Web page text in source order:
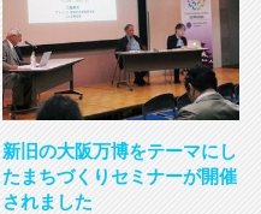
新旧の大阪万博をテーマにし
たまちづくりセミナーが開催
されました